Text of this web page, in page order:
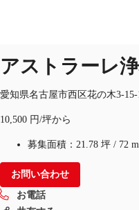
オフィス・事務所
倉庫・物流センタ
記事
JP
アストラーレ
愛知県名古屋市西区花の木3-15-
10,500 円/坪から
募集面積： 21.78 坪 / 72
お問い合わせ
お電話